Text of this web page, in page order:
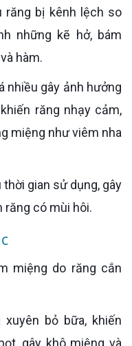
những kẽ hở, bám
hàm.
răng nhạy cảm,
miệng như viêm nha
răng có mùi hôi.